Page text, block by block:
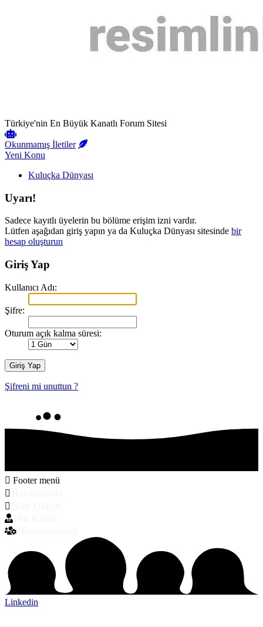
Türkiye'nin En Büyük Kanatlı Forum Sitesi
Okunmamış İletiler
Yeni Konu
Kuluçka Dünyası
Uyarı!
Sadece kayıtlı üyelerin bu bölüme erişim izni vardır.
Lütfen aşağıdan giriş yapın ya da Kuluçka Dünyası sitesinde bir
hesap oluşturun
Giriş Yap
Kullanıcı Adı:
Şifre:
Oturum açık kalma süresi:
Şifreni mi unuttun ?
Footer menü
Linkedin